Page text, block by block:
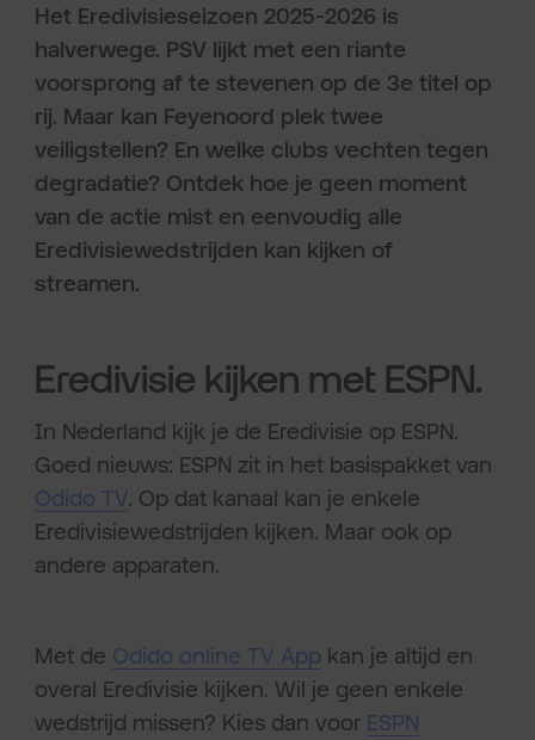
Het Eredivisieseizoen 2025-2026 is
halverwege. PSV lijkt met een riante
voorsprong af te stevenen op de 3e titel op
rij. Maar kan Feyenoord plek twee
veiligstellen? En welke clubs vechten tegen
degradatie? Ontdek hoe je geen moment
van de actie mist en eenvoudig alle
Eredivisiewedstrijden kan kijken of
streamen.
Eredivisie kijken met ESPN.
In Nederland kijk je de Eredivisie op ESPN.
Goed nieuws: ESPN zit in het basispakket van
Odido TV. Op dat kanaal kan je enkele
Eredivisiewedstrijden kijken. Maar ook op
andere apparaten.
Met de Odido online TV App kan je altijd en
overal Eredivisie kijken. Wil je geen enkele
wedstrijd missen? Kies dan voor ESPN